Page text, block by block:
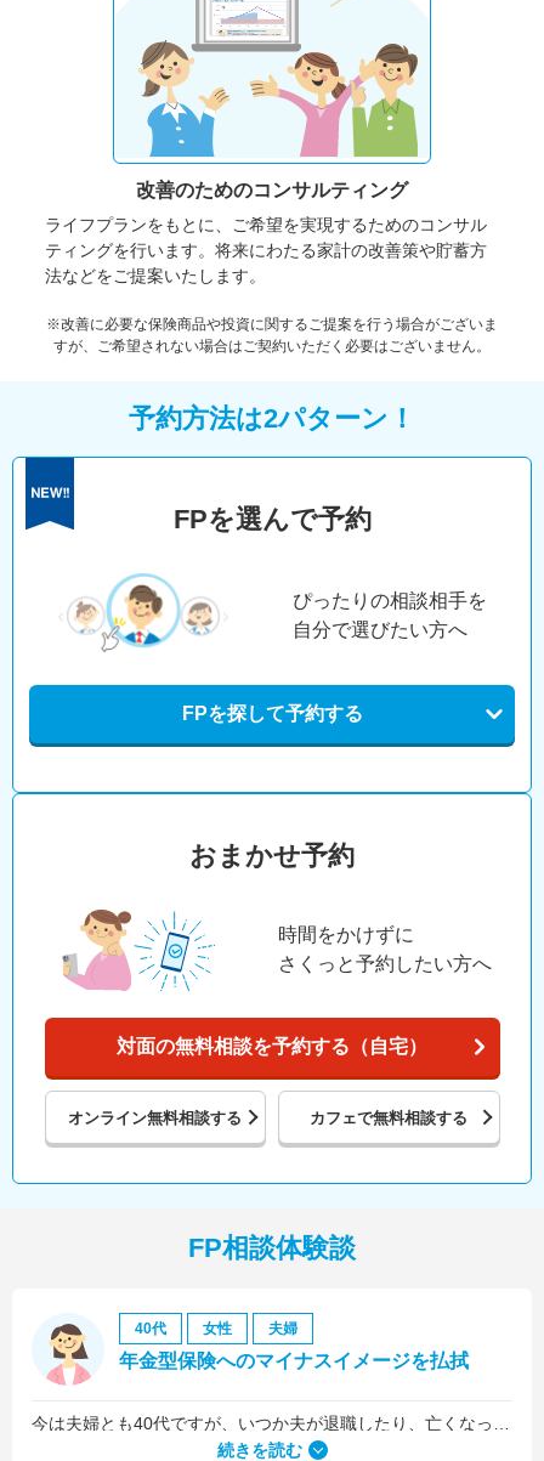
改善のためのコンサルティング
ライフプランをもとに、ご希望を実現するためのコンサル
ティングを行います。将来にわたる家計の改善策や貯蓄方
法などをご提案いたします。
※改善に必要な保険商品や投資に関するご提案を行う場合がございま
すが、ご希望されない場合はご契約いただく必要はございません。
予約方法は2パターン！
FPを選んで予約
ぴったりの相談相手を
自分で選びたい方へ
FPを探して予約する
おまかせ予約
時間をかけずに
さくっと予約したい方へ
対面の無料相談を予約する（自宅）
オンライン無料相談する カフェで無料相談する
FP相談体験談
40代 女性 夫婦
年金型保険へのマイナスイメージを払拭
続きを読む